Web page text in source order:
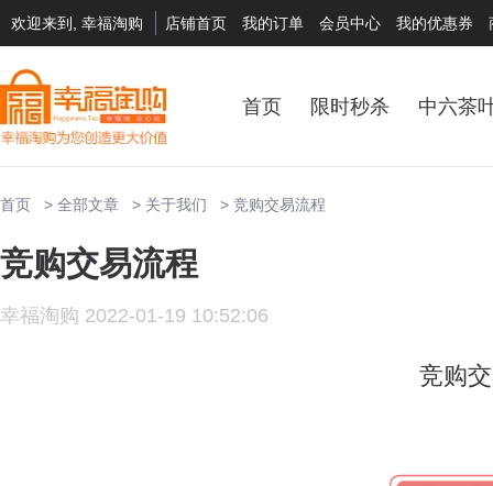
欢迎来到, 幸福淘购 店铺首页 我的订单 会员中心 我的优惠券
首页 限时秒杀 中六茶
首页 全部文章 关于我们 竞购交易流程
竞购交易流程
幸福淘购 2022-01-19 10:52:06
竞购